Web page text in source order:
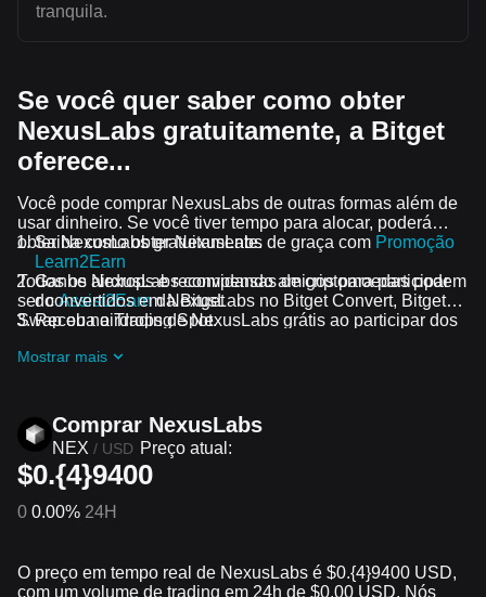
tranquila.
Se você quer saber como obter
NexusLabs gratuitamente, a Bitget
oferece...
Você pode comprar NexusLabs de outras formas além de
usar dinheiro. Se você tiver tempo para alocar, poderá
obter NexusLabs gratuitamente.
Saiba como obter NexusLabs de graça com Promoção
Learn2Earn
Ganhe NexusLabs convidando amigos para participar
doAssist2Earnda Bitget
Receba airdrops de NexusLabs grátis ao participar dos
Todos os airdrops e recompensas de criptomoedas podem
ser convertidos em NexusLabs no Bitget Convert, Bitget
Swap ou no Trading Spot.
Mostrar mais
Comprar NexusLabs
NEX / USD Preço atual:
$0.{4}9400
0 0.00% 24H
O preço em tempo real de NexusLabs é $0.{​4}9400 USD,
com um volume de trading em 24h de $0.00 USD. Nós